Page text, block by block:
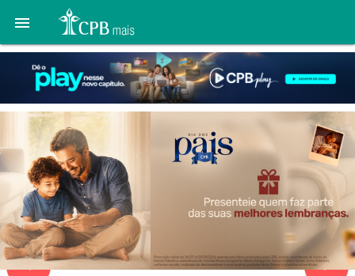

navigate_before navigate_next